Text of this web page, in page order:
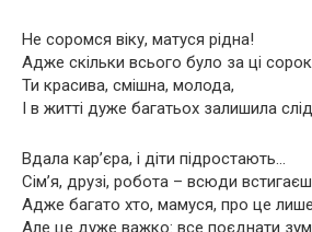
Не соромся віку, матуся рідна!
Адже скільки всього було за ці сорок
Ти красива, смішна, молода,
І в житті дуже багатьох залишила
Вдала кар’єра, і діти підростають…
Сім’я, друзі, робота – всюди
Адже багато хто, мамуся, про це
Але це дуже важко: все поєднати